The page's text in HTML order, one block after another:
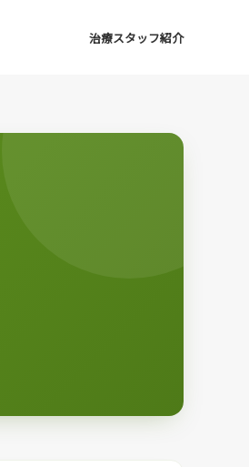
治療スタッフ紹介